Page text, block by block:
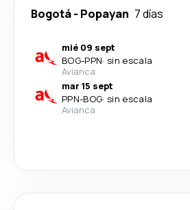
Bogotá- Popayan 7 días
mié 09 sept
BOG-PPN· sin escala
Avianca
mar 15 sept
PPN-BOG· sin escala
Avianca